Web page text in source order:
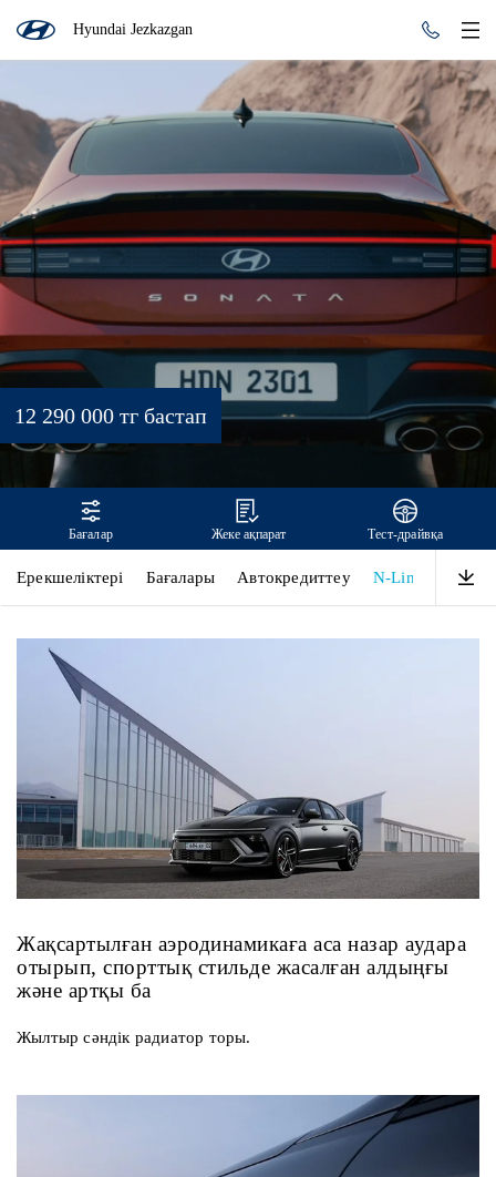
Hyundai Jezkazgan
SONATA
12 290 000 тг бастап
Бағалар Жеке ақпарат Тест-драйвқа
Ерекшеліктері Бағалары Автокредиттеу N-Line
Жақсартылған аэродинамикаға аса назар аудара
отырып, спорттық стильде жасалған алдыңғы
және артқы ба
Жылтыр сәндік радиатор торы.